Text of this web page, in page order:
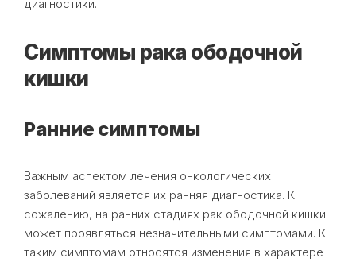
диагностики.
Симптомы рака ободочной
кишки
Ранние симптомы
Важным аспектом лечения онкологических
заболеваний является их ранняя диагностика. К
сожалению, на ранних стадиях рак ободочной кишки
может проявляться незначительными симптомами. К
таким симптомам относятся изменения в характере